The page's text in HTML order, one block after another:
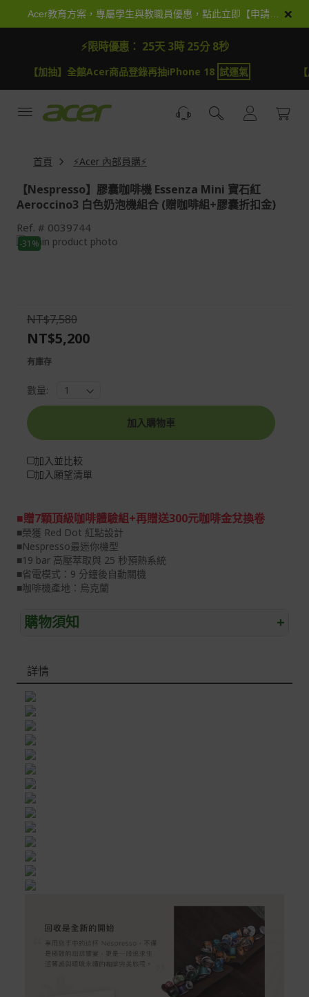
×
⚡限時優惠： 25天 3時 25分 7秒
【加抽】全館Acer商品登錄再抽iPhone 18 試運氣
首頁 ⚡Acer 內部員購⚡
【Nespresso】膠囊咖啡機 Essenza Mini 寶石紅
Aeroccino3 白色奶泡機組合 (贈咖啡組+膠囊折扣金)
Ref. 0039744
Skip
to
images
gallery
-31%
Skip
the
images
■贈7顆頂級咖啡體驗組+再贈送300元咖啡金兌換卷
■榮獲 Red Dot 紅點設計
■Nespresso最迷你機型
■19 bar 高壓萃取與 25 秒預熱系統
■省電模式：9 分鐘後自動關機
■咖啡機產地：烏克蘭
購物須知 +
本網站消費者享有商品到貨七天鑑賞期之權益(鑑賞期並非
到貨七天內消費者有權申請退貨或換貨；超過七天以上(含
假日)，恕無法辦理。
退回之商品必須是全新狀態且完整包裝(含商品、附件、包
裝、紙箱及所有附隨文件或資料)。
商品到貨後進行開箱前請全程錄影以確保自身權益 ! 非商
品本身瑕疵之退貨商品若有上述不完整之情況，本公司有
權向消費者收取相應的整新費用。
*遊戲光碟、軟體等影音商品屬智慧財產權之商品。依消費
者保護法第十九條第二項規定，一經拆封後恕不接受退換
貨。
如有相關退換貨服務需求，您可以透過專線或服務信箱聯
配送服務
本站商品除有特別標示收取運費之商品，其餘全館皆可免
運宅配到府。
Acer旗下品牌商品除可宅配配送全台各地外，部分商品可
NT$7,580
NT$5,200
有庫存
數量:
加入購物車
加入並比較
加入願望清單
詳情